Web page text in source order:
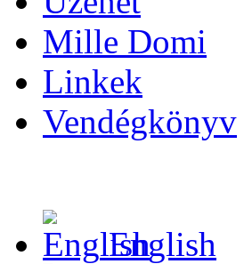
Mille Domi
Linkek
Vendégkönyv
English